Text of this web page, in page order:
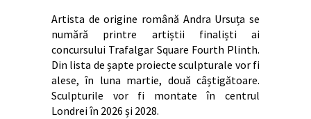
Artista de origine română Andra Ursuța se
numără printre artiștii finaliști ai
concursului Trafalgar Square Fourth Plinth.
Din lista de șapte proiecte sculpturale vor fi
alese, în luna martie, două câștigătoare.
Sculpturile vor fi montate în centrul
Londrei în 2026 și 2028.